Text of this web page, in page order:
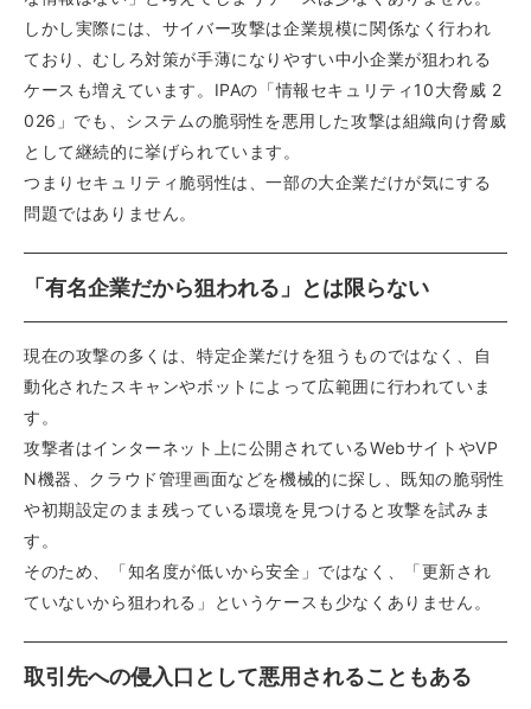
しかし実際には、サイバー攻撃は企業規模に関係なく行われ
ており、むしろ対策が手薄になりやすい中小企業が狙われる
ケースも増えています。IPAの「情報セキュリティ10大脅威 2
026」でも、システムの脆弱性を悪用した攻撃は組織向け脅威
として継続的に挙げられています。
つまりセキュリティ脆弱性は、一部の大企業だけが気にする
問題ではありません。
「有名企業だから狙われる」とは限らない
現在の攻撃の多くは、特定企業だけを狙うものではなく、自
動化されたスキャンやボットによって広範囲に行われていま
す。
攻撃者はインターネット上に公開されているWebサイトやVP
N機器、クラウド管理画面などを機械的に探し、既知の脆弱性
や初期設定のまま残っている環境を見つけると攻撃を試みま
す。
そのため、「知名度が低いから安全」ではなく、「更新され
ていないから狙われる」というケースも少なくありません。
取引先への侵入口として悪用されることもある